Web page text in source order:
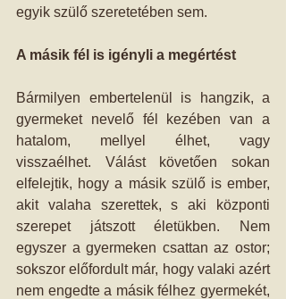
egyik szülő szeretetében sem.
A másik fél is igényli a megértést
Bármilyen embertelenül is hangzik, a
gyermeket nevelő fél kezében van a
hatalom, mellyel élhet, vagy
visszaélhet. Válást követően sokan
elfelejtik, hogy a másik szülő is ember,
akit valaha szerettek, s aki központi
szerepet játszott életükben. Nem
egyszer a gyermeken csattan az ostor;
sokszor előfordult már, hogy valaki azért
nem engedte a másik félhez gyermekét,